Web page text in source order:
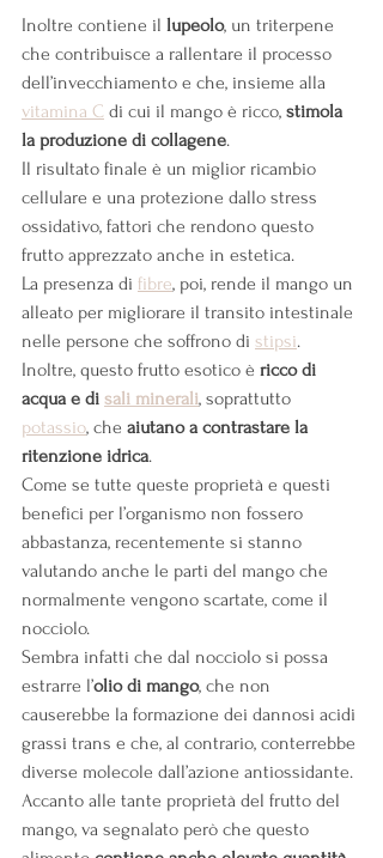
Inoltre contiene il lupeolo, un triterpene
che contribuisce a rallentare il processo
dell’invecchiamento e che, insieme alla
vitamina C di cui il mango è ricco, stimola
la produzione di collagene.
Il risultato finale è un miglior ricambio
cellulare e una protezione dallo stress
ossidativo, fattori che rendono questo
frutto apprezzato anche in estetica.
La presenza di fibre, poi, rende il mango un
alleato per migliorare il transito intestinale
nelle persone che soffrono di stipsi.
Inoltre, questo frutto esotico è ricco di
acqua e di sali minerali, soprattutto
potassio, che aiutano a contrastare la
ritenzione idrica.
Come se tutte queste proprietà e questi
benefici per l’organismo non fossero
abbastanza, recentemente si stanno
valutando anche le parti del mango che
normalmente vengono scartate, come il
nocciolo.
Sembra infatti che dal nocciolo si possa
estrarre l’olio di mango, che non
causerebbe la formazione dei dannosi acidi
grassi trans e che, al contrario, conterrebbe
diverse molecole dall’azione antiossidante.
Accanto alle tante proprietà del frutto del
mango, va segnalato però che questo